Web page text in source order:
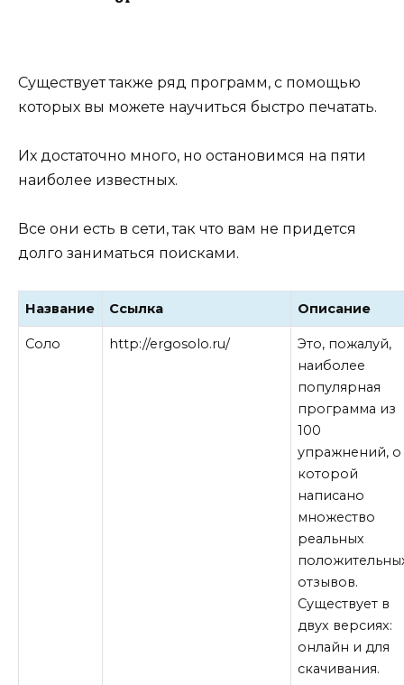
Существует также ряд программ, с помощью
которых вы можете научиться быстро печатать.
Их достаточно много, но остановимся на пяти
наиболее известных.
Все они есть в сети, так что вам не придется
долго заниматься поисками.
Название Ссылка Описание
Соло http://ergosolo.ru/
Это, пожалуй,
наиболее
популярная
программа из
100
упражнений, о
которой
написано
множество
реальных
отзывов.
Существует в
двух версиях:
онлайн и для
скачивания.